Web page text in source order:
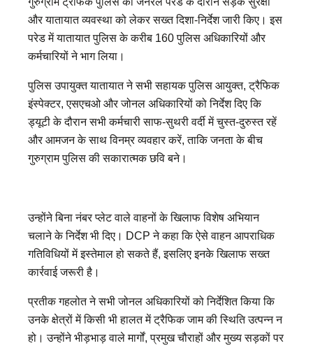
और यातायात व्यवस्था को लेकर सख्त दिशा-निर्देश जारी किए। इस
परेड में यातायात पुलिस के करीब 160 पुलिस अधिकारियों और
कर्मचारियों ने भाग लिया।
पुलिस उपायुक्त यातायात ने सभी सहायक पुलिस आयुक्त, ट्रैफिक
इंस्पेक्टर, एसएचओ और जोनल अधिकारियों को निर्देश दिए कि
ड्यूटी के दौरान सभी कर्मचारी साफ-सुथरी वर्दी में चुस्त-दुरुस्त रहें
और आमजन के साथ विनम्र व्यवहार करें, ताकि जनता के बीच
गुरुग्राम पुलिस की सकारात्मक छवि बने।
उन्होंने बिना नंबर प्लेट वाले वाहनों के खिलाफ विशेष अभियान
चलाने के निर्देश भी दिए। DCP ने कहा कि ऐसे वाहन आपराधिक
गतिविधियों में इस्तेमाल हो सकते हैं, इसलिए इनके खिलाफ सख्त
कार्रवाई जरूरी है।
प्रतीक गहलोत ने सभी जोनल अधिकारियों को निर्देशित किया कि
उनके क्षेत्रों में किसी भी हालत में ट्रैफिक जाम की स्थिति उत्पन्न न
हो। उन्होंने भीड़भाड़ वाले मार्गों, प्रमुख चौराहों और मुख्य सड़कों पर